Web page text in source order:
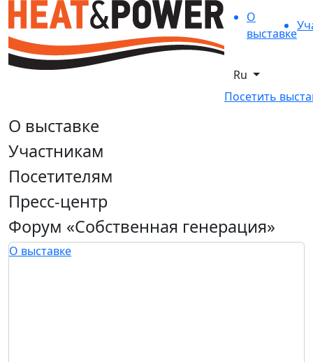
О
выставке
Ru
Посетить
О выставке
Участникам
Посетителям
Пресс-центр
Форум «Собственная генерация»
О выставке